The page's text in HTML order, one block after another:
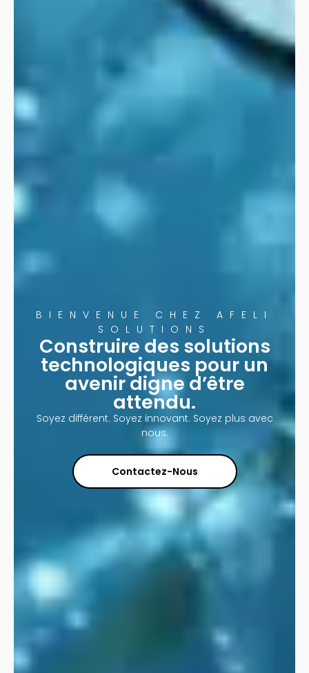
BIENVENUE CHEZ AFELI
SOLUTIONS
Construire des solutions
technologiques pour un
avenir digne d’être
attendu.
Soyez différent. Soyez innovant. Soyez plus avec
nous.
Contactez-Nous